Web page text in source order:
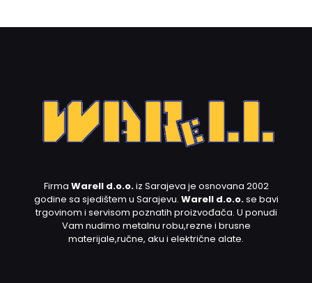
Firma Warell d.o.o.iz Sarajeva je osnovana 2002
godine sa sjedištem u Sarajevu. Warell d.o.o.se bavi
trgovinom i servisom poznatih proizvođača. U ponudi
Vam nudimo metalnu robu,rezne i brusne
materijale,ručne, aku i električne alate.